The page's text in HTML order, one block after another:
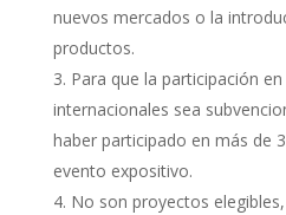
nuevos mercados o la
productos.
Para que la participación
internacionales sea
haber participado en más de
evento expositivo.
No son proyectos